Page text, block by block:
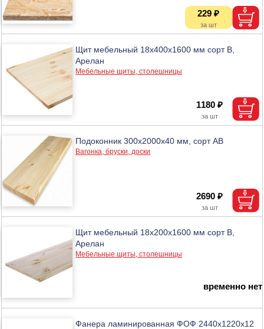
229 ₽
Щит мебельный 18х400х1600 мм сорт В,
Арелан
Мебельные щиты, столешницы
1180 ₽
Подоконник 300х2000х40 мм, сорт АВ
Вагонка, бруски, доски
2690 ₽
Щит мебельный 18х200х1600 мм сорт В,
Арелан
Мебельные щиты, столешницы
временно нет
Фанера ламинированная ФОФ 2440х1220х12